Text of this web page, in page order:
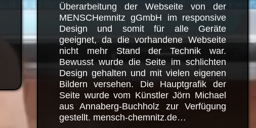
Überarbeitung der Webseite von der
MENSCHemnitz gGmbH im
responsive Design und somit für alle
Geräte geeignet, da die vorhandene
Webseite nicht mehr Stand der
Technik war. Bewusst wurde die
Seite im schlichten Design gehalten
und mit vielen eigenen Bildern
versehen. Die Hauptgrafik der Seite
wurde vom Künstler Jörn Michael
aus Annaberg-Buchholz zur